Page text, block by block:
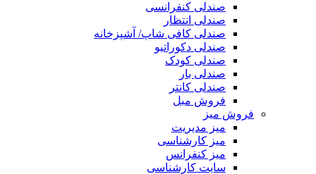
صندلی کنفرانسی
صندلی انتظار
صندلی کافی شاپ/ آشپزخانه
صندلی دکوراتیو
صندلی کودک
صندلی بار
صندلی کانتر
فروش مبل
فروش میز
میز مدیریت
میز کارشناسی
میز کنفرانس
سایت کارشناسی